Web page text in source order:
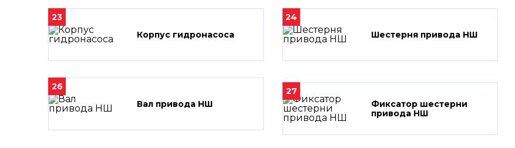
23
Корпус гидронасоса
24
Шестерня привода НШ
26
Вал привода НШ
27
Фиксатор шестерни
привода НШ